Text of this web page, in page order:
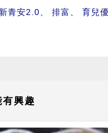
新青安2.0 排富 育兒
有興趣